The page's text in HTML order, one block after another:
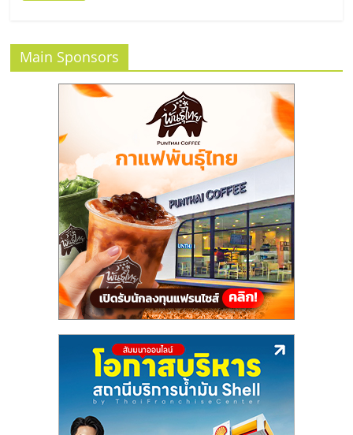
ไชส์
ไชส์
ขาย
หน้า
บ้าน
ลงทุน
น้อย
Main Sponsors